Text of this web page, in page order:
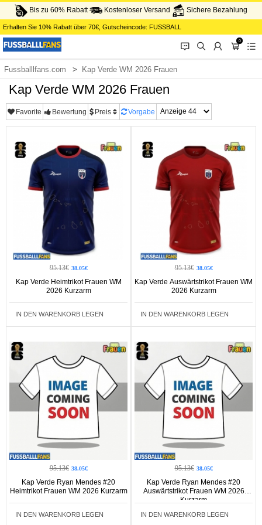
Bis zu 60% Rabatt Kostenloser Versand Sichere Bezahlung
Erhalten Sie 10% Rabatt über 70€ , Gutscheincode: FUSSBALL
󰂱 󰂨 󰃳
0
󰃦 󰃖
Fussballlfans.com Kap Verde WM 2026 Frauen
Kap Verde WM 2026 Frauen
Favorite Bewertung Preis Vorgabe
95.13€ 38.05€
Kap Verde Heimtrikot Frauen WM
2026 Kurzarm
IN DEN WARENKORB LEGEN
95.13€ 38.05€
Kap Verde Auswärtstrikot Frauen WM
2026 Kurzarm
IN DEN WARENKORB LEGEN
95.13€ 38.05€
Kap Verde Ryan Mendes #20
Heimtrikot Frauen WM 2026 Kurzarm
IN DEN WARENKORB LEGEN
95.13€ 38.05€
Kap Verde Ryan Mendes #20
Auswärtstrikot Frauen WM 2026
Kurzarm
IN DEN WARENKORB LEGEN